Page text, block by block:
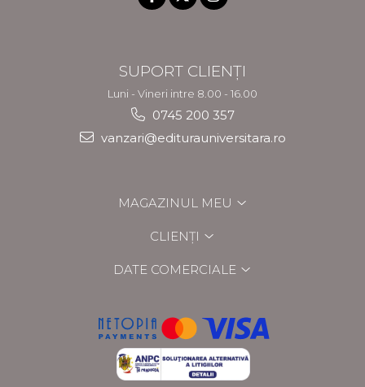
SUPORT CLIENȚI
Luni - Vineri intre 8.00 - 16.00
0745 200 357
vanzari@editurauniversitara.ro
MAGAZINUL MEU
CLIENȚI
DATE COMERCIALE